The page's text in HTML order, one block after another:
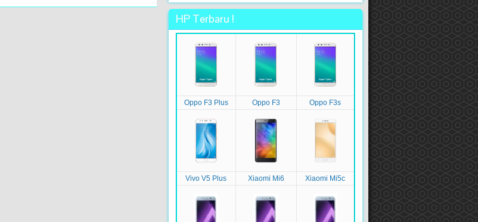
HP Terbaru !
Oppo F3 Plus Oppo F3 Oppo F3s
Vivo V5 Plus Xiaomi Mi6 Xiaomi Mi5c